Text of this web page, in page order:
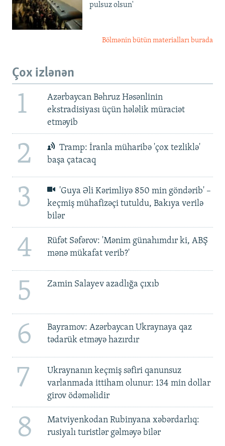
pulsuz olsun'
Bölmənin bütün materialları burada
Çox izlənən
1
Azərbaycan Bəhruz Həsənlinin
ekstradisiyası üçün hələlik müraciət
etməyib
2
Tramp: İranla müharibə 'çox tezliklə'
başa çatacaq
3
'Guya Əli Kərimliyə 850 min göndərib' –
keçmiş mühafizəçi tutuldu, Bakıya verilə
bilər
4
Rüfət Səfərov: 'Mənim günahımdır ki, ABŞ
mənə mükafat verib?'
5 Zamin Salayev azadlığa çıxıb
6
Bayramov: Azərbaycan Ukraynaya qaz
tədarük etməyə hazırdır
7
Ukraynanın keçmiş səfiri qanunsuz
varlanmada ittiham olunur: 134 min dollar
girov ödəməlidir
8
Matviyenkodan Rubinyana xəbərdarlıq:
rusiyalı turistlər gəlməyə bilər